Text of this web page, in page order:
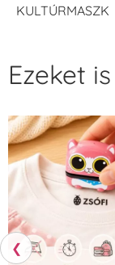
KULTÚRMASZK
❮
Ezeket